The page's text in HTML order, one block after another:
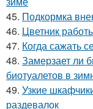
45. Подкормка
46. Цветник
47. Когда сажать
48. Замерзает ли
биотуалетов в
49. Узкие
раздевалок